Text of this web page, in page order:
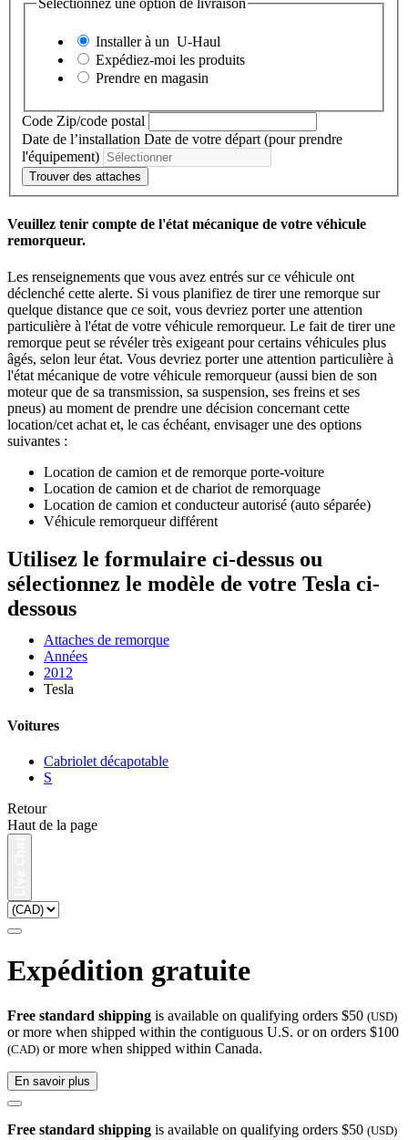
Sélectionnez une option de livraison
Installer à un U-Haul
Expédiez-moi les produits
Prendre en magasin
Code Zip/code postal
Date de l’installation Date de votre départ (pour prendre
l'équipement)
Trouver des attaches
Veuillez tenir compte de l'état mécanique de votre véhicule
remorqueur.
Les renseignements que vous avez entrés sur ce véhicule ont
déclenché cette alerte. Si vous planifiez de tirer une remorque sur
quelque distance que ce soit, vous devriez porter une attention
particulière à l'état de votre véhicule remorqueur. Le fait de tirer une
remorque peut se révéler très exigeant pour certains véhicules plus
âgés, selon leur état. Vous devriez porter une attention particulière à
l'état mécanique de votre véhicule remorqueur (aussi bien de son
moteur que de sa transmission, sa suspension, ses freins et ses
pneus) au moment de prendre une décision concernant cette
location/cet achat et, le cas échéant, envisager une des options
suivantes :
Location de camion et de remorque porte-voiture
Location de camion et de chariot de remorquage
Location de camion et conducteur autorisé (auto séparée)
Véhicule remorqueur différent
Utilisez le formulaire ci-dessus ou
sélectionnez le modèle de votre Tesla ci-
dessous
Attaches de remorque
Années
2012
Tesla
Voitures
Cabriolet décapotable
S
Retour
Haut de la page
Expédition gratuite
Free standard shipping is available on qualifying orders $50 (USD)
or more when shipped within the contiguous U.S. or on orders $100
(CAD) or more when shipped within Canada.
En savoir plus
Free standard shipping is available on qualifying orders $50 (USD)